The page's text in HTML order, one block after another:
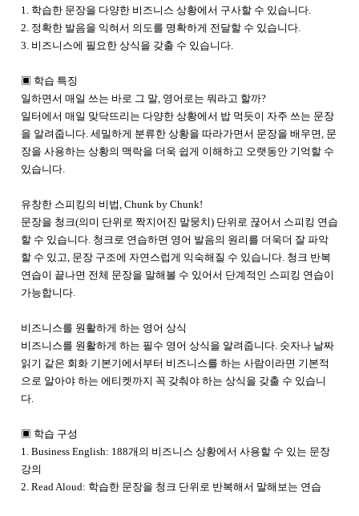
1. 학습한 문장을 다양한 비즈니스 상황에서 구사할 수 있습니다.
2. 정확한 발음을 익혀서 의도를 명확하게 전달할 수 있습니다.
3. 비즈니스에 필요한 상식을 갖출 수 있습니다.
▣ 학습 특징
일하면서 매일 쓰는 바로 그 말, 영어로는 뭐라고 할까?
일터에서 매일 맞닥뜨리는 다양한 상황에서 밥 먹듯이 자주 쓰는 문장
을 알려줍니다. 세밀하게 분류한 상황을 따라가면서 문장을 배우면, 문
장을 사용하는 상황의 맥락을 더욱 쉽게 이해하고 오랫동안 기억할 수
있습니다.
유창한 스피킹의 비법, Chunk by Chunk!
문장을 청크(의미 단위로 짝지어진 말뭉치) 단위로 끊어서 스피킹 연습
할 수 있습니다. 청크로 연습하면 영어 발음의 원리를 더욱더 잘 파악
할 수 있고, 문장 구조에 자연스럽게 익숙해질 수 있습니다. 청크 반복
연습이 끝나면 전체 문장을 말해볼 수 있어서 단계적인 스피킹 연습이
가능합니다.
비즈니스를 원활하게 하는 영어 상식
비즈니스를 원활하게 하는 필수 영어 상식을 알려줍니다. 숫자나 날짜
읽기 같은 회화 기본기에서부터 비즈니스를 하는 사람이라면 기본적
으로 알아야 하는 에티켓까지 꼭 갖춰야 하는 상식을 갖출 수 있습니
다.
▣ 학습 구성
1. Business English: 188개의 비즈니스 상황에서 사용할 수 있는 문장
강의
2. Read Aloud: 학습한 문장을 청크 단위로 반복해서 말해보는 연습